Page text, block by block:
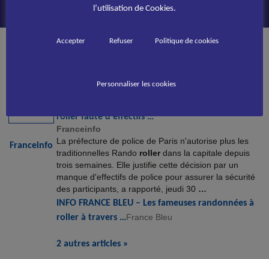
PUBLIÉ LE30 MARS 2017
Franceinfo
rollerfaute d'effectifs …
Franceinfo
La préfecture de police de Paris n'autorise plus les
traditionnelles Rando rollerdans la capitale depuis
trois semaines. Elle justifie cette décision par un
manque d'effectifs de police pour assurer la sécurité
des participants, a rapporté, jeudi 30 …
INFO FRANCE BLEU – Les fameuses randonnées à
roller à travers …France Bleu
2 autres articles »
l’utilisation de Cookies.
Accepter Refuser Politique de cookies
Personnaliser les cookies